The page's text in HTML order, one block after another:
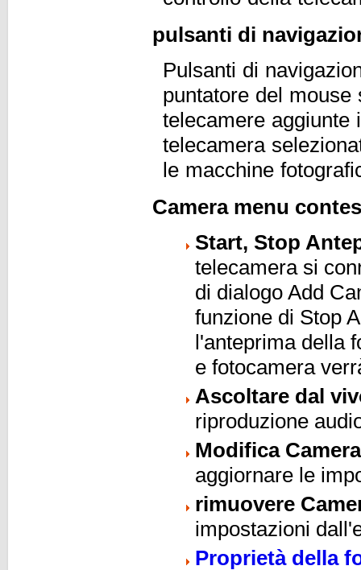
pulsanti di
Pulsanti di
puntatore del
telecamere aggiunte
telecamera
le macchine
Camera menu
Start, Stop
telecamera si
di dialogo Add
funzione di Stop
l'anteprima della
e fotocamera
Ascoltare dal
riproduzione
Modifica Camera
aggiornare le
rimuovere
impostazioni
Proprietà della